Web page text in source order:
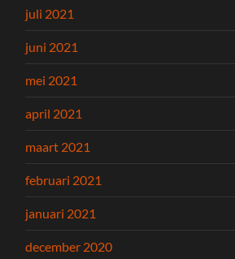
juli 2021
juni 2021
mei 2021
april 2021
maart 2021
februari 2021
januari 2021
december 2020